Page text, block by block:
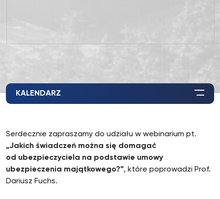
KALENDARZ
Serdecznie zapraszamy do udziału w webinarium pt.
„Jakich świadczeń można się domagać
od ubezpieczyciela na podstawie umowy
ubezpieczenia majątkowego?”, które poprowadzi Prof.
Dariusz Fuchs.